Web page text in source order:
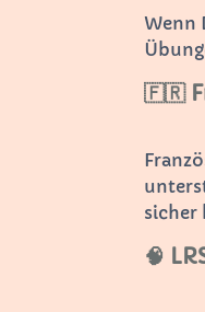
Wenn
🇫🇷
sicher
🧠